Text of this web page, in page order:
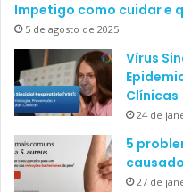
Impetigo como cuidar e
5 de agosto de 2025
Vírus
Clínicas
24 de
5
27 de